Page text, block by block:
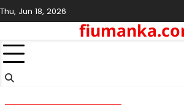
Skip
to
Thu, Jun 18, 2026